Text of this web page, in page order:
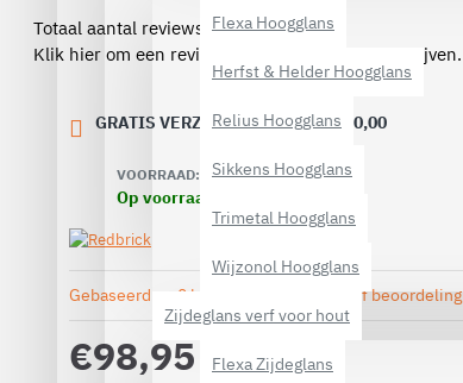
Flexa Hoogglans
Herfst & Helder Hoogglans
Relius Hoogglans
Sikkens Hoogglans
Trimetal Hoogglans
Wijzonol Hoogglans
Zijdeglans verf voor hout
Flexa Zijdeglans
Totaal aantal reviews (0)
Klik hier om een review over dit product te schrijven.
GRATIS VERZENDING VANAF € 40,00
VOORRAAD:
Op voorraad
Gebaseerd op 0 beoordeling(en). Geef beoordeling
€98,95